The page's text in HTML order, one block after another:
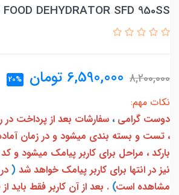
FOOD DEHYDRATOR SFD 950SS
8,200,000
6,590,000 تومان 20%
نکات مهم:
دوست گرامی ، سفارشات بعد از پرداخت در
، تست و بسته بندی میشود و در زمان
نیز در انتها برای کاربر پیامک خواهد شد (
مشاهده است) . بعد از آن کاربر فقط باید